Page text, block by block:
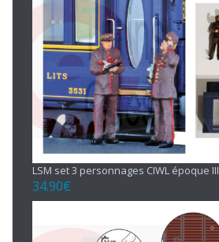
LSM set 3 personnages CIWL époque III
34.90€